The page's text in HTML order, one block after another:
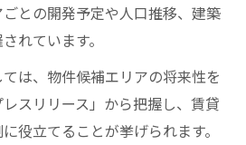
た不動産投資のリスク対策術
報の収集で不動産投資リスク
役立つ大阪府プレスリリース
との開発予定や人口推移、建築
れています。
は、物件候補エリアの将来性を
レスリリース」から把握し、賃貸
役立てることが挙げられます。